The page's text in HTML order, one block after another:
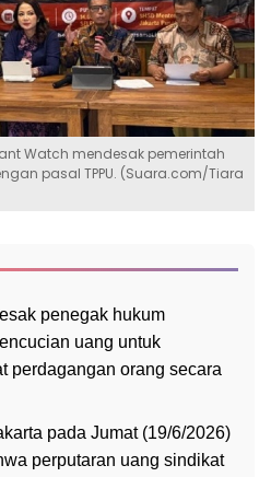
Watch mendesak pemerintah
pasal TPPU. (Suara.com/Tiara
penegak hukum
uang untuk
perdagangan orang secara
pada Jumat (19/6/2026)
perputaran uang sindikat